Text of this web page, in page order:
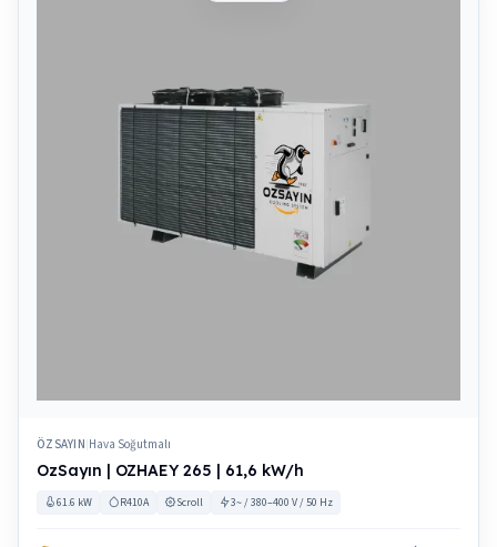
ÖZSAYIN|Hava Soğutmalı
OzSayın | OZHAEY 265 | 61,6 kW/h
61.6 kW R410A Scroll 3~ / 380–400 V / 50 Hz